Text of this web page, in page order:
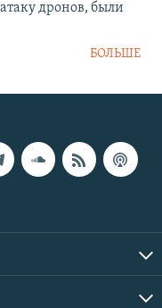
дронов, были
БОЛЬШЕ